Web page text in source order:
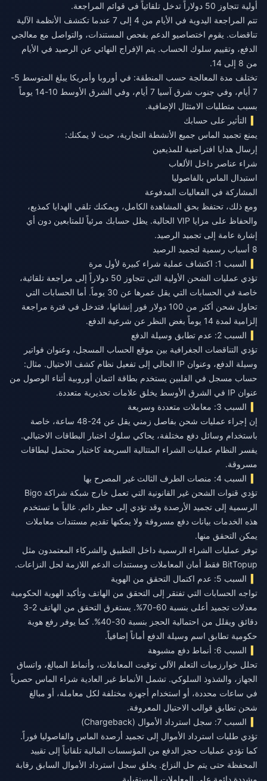
أولية تتجاوز 50 دولاراً تدخل تلقائياً في قوائم المراجعة.
تتم المراجعة اليدوية في الأيام من 4 إلى 7 عندما تكتشف الأنظمة الآلية
تناقضات. يقوم اختصاصيو الدعم بفحص المستندات، والتواصل مع معالجي
الدفع، وتقييم سلوك الحساب. يتم الإفراج النهائي عن الرصيد في الأيام
من 8 إلى 14.
تختلف مدة المعالجة حسب المنطقة: في أوروبا وأمريكا يبلغ المتوسط 5-
7 أيام، وفي جنوب شرق آسيا 7 أيام، وفي الشرق الأوسط 10-14 يوماً
بسبب متطلبات الامتثال الإضافية.
التأثير على حسابك
يمنع تجميد الماس جميع الأنشطة التجارية، حيث لا يمكنك:
إرسال هدايا افتراضية للمذيعين
شراء عناصر داخل الألعاب
استبدال الماس بالفاصوليا
المشاركة في الفعاليات المدفوعة
ومع ذلك، تحتفظ بحق المشاهدة الكامل، ويمكنك تلقي الهدايا كمذيع،
والحفاظ على مزايا VIP الحالية. يظل حسابك مرئياً للمتابعين دون أي
إشارة عامة إلى تجميد الرصيد.
8 أسباب رسمية لتجميد الرصيد
السبب 1: اكتشاف عملية شراء كبيرة لأول مرة
تؤدي عمليات الشحن الأولية التي تتجاوز 50 دولاراً إلى مراجعة تلقائية،
خاصة في الحسابات التي يقل عمرها عن 30 يوماً. أما الحسابات التي
تحاول شحن أكثر من 100 دولار فور إنشائها، فتدخل في فترة مراجعة
إلزامية لمدة 14 يوماً بغض النظر عن شرعية الدفع.
السبب 2: عدم تطابق وسيلة الدفع
تؤدي التناقضات الجغرافية بين موقع الحساب المسجل، وعنوان فواتير
وسيلة الدفع، وعنوان IP الحالي إلى تفعيل نظام كشف الاحتيال. مثال:
حساب مسجل في الفلبين يستخدم بطاقة ائتمان أوروبية أثناء الوصول من
عنوان IP في الشرق الأوسط يخلق علامات تحذيرية متعددة.
السبب 3: معاملات متعددة وسريعة
إن إجراء عمليات شحن بفاصل زمني يقل عن 24-48 ساعة، خاصة
باستخدام وسائل دفع مختلفة، يحاكي سلوك اختبار البطاقات الاحتيالي.
يفسر النظام عمليات الشراء المتتالية السريعة كاختبار محتمل لبطاقات
مسروقة.
السبب 4: منصات الطرف الثالث غير المصرح بها
تؤدي قنوات الشحن غير القانونية التي تعمل خارج شبكة شراكة Bigo
الرسمية إلى تجميد الأرصدة وقد تؤدي إلى حظر دائم. غالباً ما تستخدم
هذه الخدمات بيانات دفع مسروقة ولا يمكنها تقديم مستندات معاملات
يمكن التحقق منها.
توفر عمليات الشراء الرسمية داخل التطبيق والشركاء المعتمدون مثل
BitTopup فقط أمان المعاملات ومستندات الدعم اللازمة لحل النزاعات.
السبب 5: عدم اكتمال التحقق من الهوية
تواجه الحسابات التي تفتقر إلى التحقق من الهاتف وتأكيد الهوية الحكومية
معدلات تجميد أعلى بنسبة 60-70%. يستغرق التحقق من الهاتف 2-3
دقائق ويقلل من احتمالية الحجز بنسبة 30-40%. كما يوفر رفع هوية
حكومية تطابق اسم وسيلة الدفع أماناً إضافياً.
السبب 6: أنماط دفع مشبوهة
تحلل خوارزميات التعلم الآلي توقيت المعاملات، وأنماط المبالغ، واتساق
الجهاز، والشذوذ السلوكي. تشمل الأنماط غير العادية شراء الماس حصرياً
في ساعات محددة، أو استخدام أجهزة مختلفة لكل معاملة، أو مبالغ
شحن تطابق قوالب الاحتيال المعروفة.
السبب 7: سجل استرداد الأموال (Chargeback)
تؤدي طلبات استرداد الأموال إلى تجميد أرصدة الماس والفاصوليا فوراً.
كما تؤدي عمليات حجز الدفع من المؤسسات المالية تلقائياً إلى تقييد
المحفظة حتى يتم حل النزاع. يخلق سجل استرداد الأموال السابق رقابة
مشددة دائمة على المعاملات المستقبلية.